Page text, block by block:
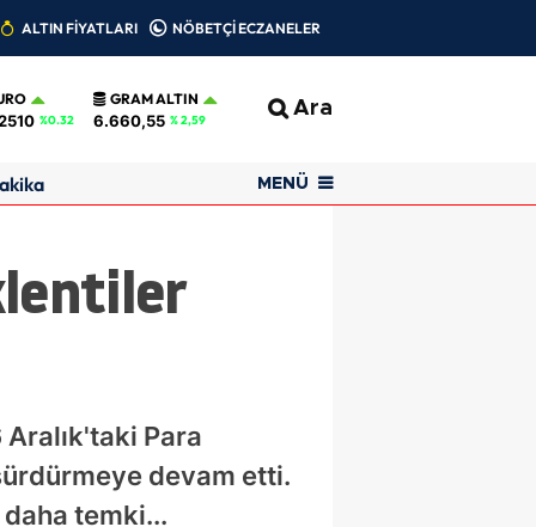
ALTIN FİYATLARI NÖBETÇİ ECZANELER
%0.32
GRAM ALTIN
6.660,55 % 2,59 Ara
MENÜ
Para
devam etti.
temki...